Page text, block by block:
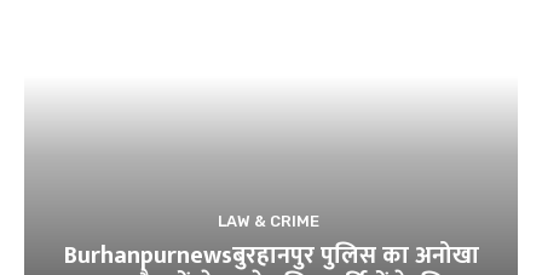
LAW & CRIME
Burhanpurnewsबुरहानपुर पुलिस का अनोखा